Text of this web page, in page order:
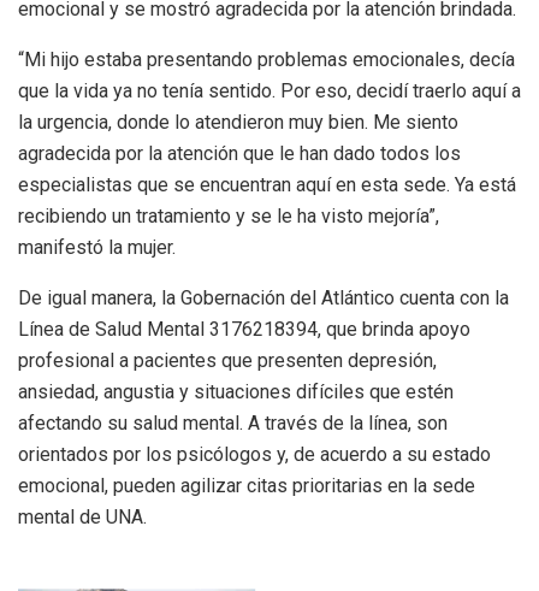
emocional y se mostró agradecida por la atención brindada.
“Mi hijo estaba presentando problemas emocionales, decía
que la vida ya no tenía sentido. Por eso, decidí traerlo aquí a
la urgencia, donde lo atendieron muy bien. Me siento
agradecida por la atención que le han dado todos los
especialistas que se encuentran aquí en esta sede. Ya está
recibiendo un tratamiento y se le ha visto mejoría”,
manifestó la mujer.
De igual manera, la Gobernación del Atlántico cuenta con la
Línea de Salud Mental 3176218394, que brinda apoyo
profesional a pacientes que presenten depresión,
ansiedad, angustia y situaciones difíciles que estén
afectando su salud mental. A través de la línea, son
orientados por los psicólogos y, de acuerdo a su estado
emocional, pueden agilizar citas prioritarias en la sede
mental de UNA.